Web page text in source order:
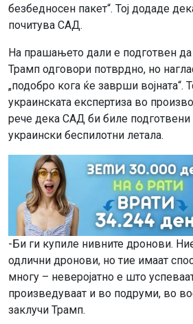
безбедносен пакет“. Тој додаде
почитува САД.
На прашањето дали е подготвен да
Трамп одговори потврдно, но
„подобро кога ќе заврши војната“.
украинската експертиза во
рече дека САД би биле подготвени
украински беспилотни летала.
-Би ги купиле нивните дронови.
одлични дронови, но тие имаат
многу – неверојатно е што
произведуваат и во подруми, во
заклучи Трамп.